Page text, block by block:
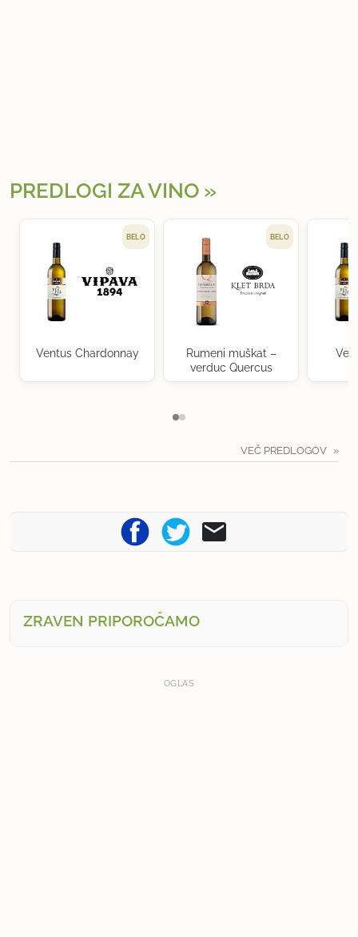
PREDLOGI ZA VINO
BELO
Ventus Chardonnay
BELO
Rumeni muškat –
verduc Quercus
VEČ PREDLOGOV
ZRAVEN PRIPOROČAMO
OGLAS